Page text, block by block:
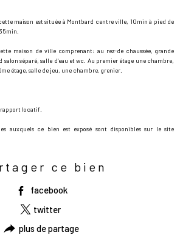
maison est située à Montbard centre ville, 10min à pied de
maison de ville comprenant: au rez-de chaussée, grande
salon séparé, salle d'eau et wc. Au premier étage une chambre,
étage, salle de jeu, une chambre, grenier.
locatif.
auxquels ce bien est exposé sont disponibles sur le site
ce bien
facebook
twitter
plus de partage